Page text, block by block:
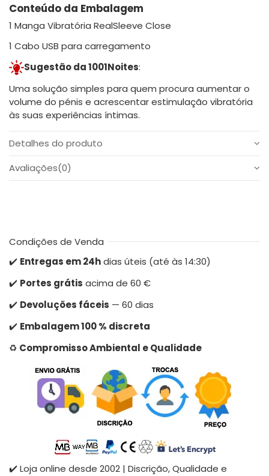
Conteúdo da Embalagem
1 Manga Vibratória RealSleeve Close
1 Cabo USB para carregamento
Sugestão da 1001Noites:
Uma solução simples para quem procura aumentar o
volume do pénis e acrescentar estimulação vibratória
às suas experiências íntimas.
Detalhes do produto
Avaliações(0)
Condições de Venda
✔️ Entregas em 24hdias úteis (até às 14:30)
✔️ Portes grátis acima de 60 €
✔️ Devoluções fáceis — 60 dias
✔️ Embalagem 100 % discreta
♻️ Compromisso Ambiental e Qualidade
✔️ Loja online desde 2002 | Discrição, Qualidade e